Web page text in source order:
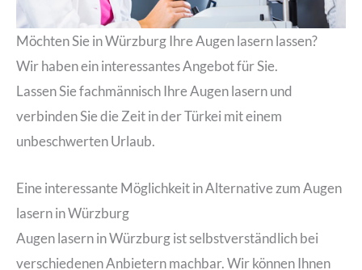
Möchten Sie in Würzburg Ihre Augen lasern lassen?
Wir haben ein interessantes Angebot für Sie.
Lassen Sie fachmännisch Ihre Augen lasern und
verbinden Sie die Zeit in der Türkei mit einem
unbeschwerten Urlaub.
Eine interessante Möglichkeit in Alternative zum Augen
lasern in Würzburg
Augen lasern in Würzburg ist selbstverständlich bei
verschiedenen Anbietern machbar. Wir können Ihnen